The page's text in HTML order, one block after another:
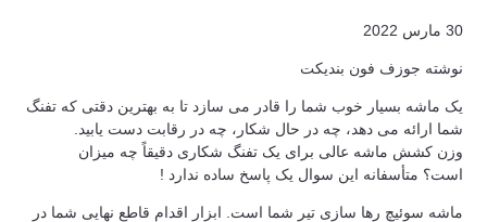
30 مارس 2022
نوشته جوزف فون بندیکت
یک ماشه بسیار خوب شما را قادر می سازد تا به بهترین دقتی که تفنگ
شما ارائه می دهد، چه در حال شکار، چه در رقابت دست یابید.
وزن کشش ماشه عالی برای یک تفنگ شکاری دقیقاً چه میزان
است؟ متأسفانه این سوال یک پاسخ ساده ندارد !
ماشه سوئیچ رها سازی تیر شما است. ابزار اقدام قاطع نهایی شما در